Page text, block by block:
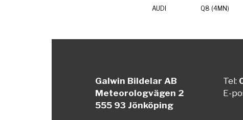
AUDI
Q8 (4MN)
Galwin Bildelar AB
Meteorologvägen 2
555 93 Jönköping
Tel:
E-